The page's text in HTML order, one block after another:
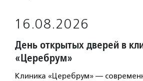
16.08.2026
День открытых дверей в
«Церебрум»
Клиника «Церебрум» —